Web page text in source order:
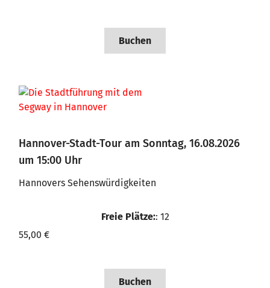
Buchen
Hannover-Stadt-Tour am Sonntag, 16.08.2026
um 15:00 Uhr
Hannovers Sehenswürdigkeiten
Freie Plätze:: 12
55,00 €
Buchen